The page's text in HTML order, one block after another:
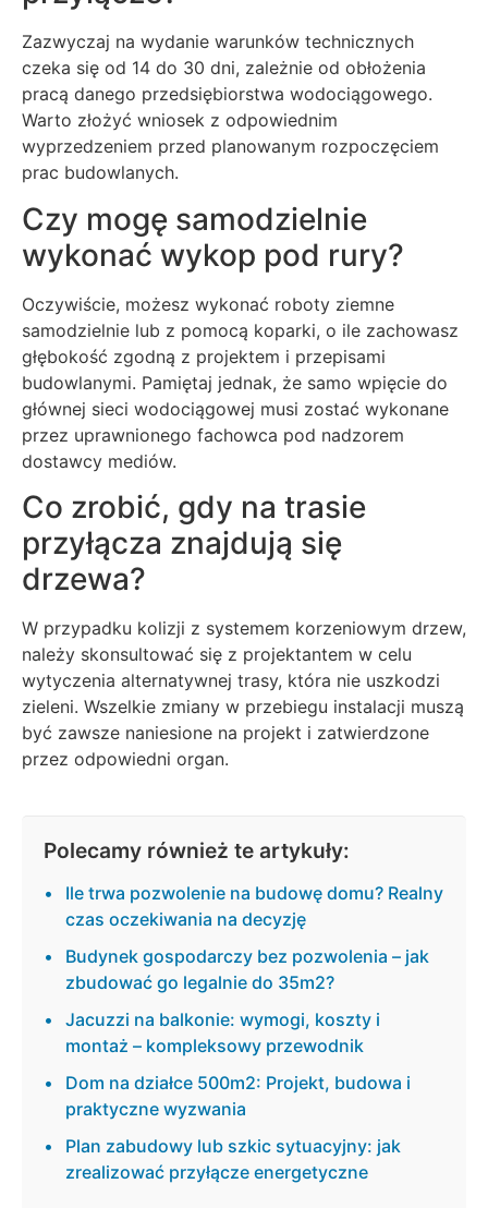
Zazwyczaj na wydanie warunków technicznych
czeka się od 14 do 30 dni, zależnie od obłożenia
pracą danego przedsiębiorstwa wodociągowego.
Warto złożyć wniosek z odpowiednim
wyprzedzeniem przed planowanym rozpoczęciem
prac budowlanych.
Czy mogę samodzielnie
wykonać wykop pod rury?
Oczywiście, możesz wykonać roboty ziemne
samodzielnie lub z pomocą koparki, o ile zachowasz
głębokość zgodną z projektem i przepisami
budowlanymi. Pamiętaj jednak, że samo wpięcie do
głównej sieci wodociągowej musi zostać wykonane
przez uprawnionego fachowca pod nadzorem
dostawcy mediów.
Co zrobić, gdy na trasie
przyłącza znajdują się
drzewa?
W przypadku kolizji z systemem korzeniowym drzew,
należy skonsultować się z projektantem w celu
wytyczenia alternatywnej trasy, która nie uszkodzi
zieleni. Wszelkie zmiany w przebiegu instalacji muszą
być zawsze naniesione na projekt i zatwierdzone
przez odpowiedni organ.
Polecamy również te artykuły:
Ile trwa pozwolenie na budowę domu? Realny
czas oczekiwania na decyzję
Budynek gospodarczy bez pozwolenia – jak
zbudować go legalnie do 35m2?
Jacuzzi na balkonie: wymogi, koszty i
montaż – kompleksowy przewodnik
Dom na działce 500m2: Projekt, budowa i
praktyczne wyzwania
Plan zabudowy lub szkic sytuacyjny: jak
zrealizować przyłącze energetyczne